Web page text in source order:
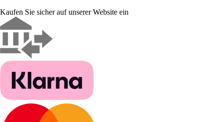
Kaufen Sie sicher auf unserer Website ein